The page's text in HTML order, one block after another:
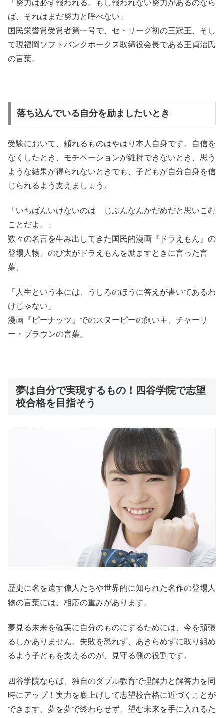
「努力は必ず報われる。もし報われない努力があるのなら
ば、それはまだ努力と呼べない」
国民栄誉賞受賞者第一号で、セ・リーグ初の三冠王、そし
て現福岡ソフトバンクホークス取締役会長である王貞治氏
の言葉。
落ち込んでいる自分を励ましたいとき
受験において、頼れるものはやはり本人自身です。自信を
なくしたとき、モチベーションが維持できないとき、思う
ような結果が得られないときでも、子どもが自分自身を信
じられるよう支えましょう。
「いちばんいけないのは じぶんなんかだめだと思いこむ
ことだよ。」
数々の名言を生み出してきた国民的漫画『ドラえもん』の
登場人物、のび太がドラえもんを励ますときに言った言
葉。
「人生という本には、うしろのほうに答えが書いてあるわ
けじゃない」
漫画『ピーナッツ』でのスヌーピーの飼い主、チャーリ
ー・ブラウンの言葉。
夢は自分で実現するもの！四谷学院で志望
校合格を目指そう
歴史に名を遺す偉人たちや世界的に知られた名作の登場人
物の言葉には、相応の重みがあります。
夢見る未来を確実に自分のものにするためには、今を頑張
るしかありません。失敗を恐れず、あきらめずに取り組め
るよう子どもを支えるのが、見守る側の役割です。
四谷学院ならば、独自のダブル教育で理解力と解答力を同
時にアップ！実力を底上げして志望校合格に近づくことが
できます。夢を夢で終わらせず、望む未来を手に入れるた